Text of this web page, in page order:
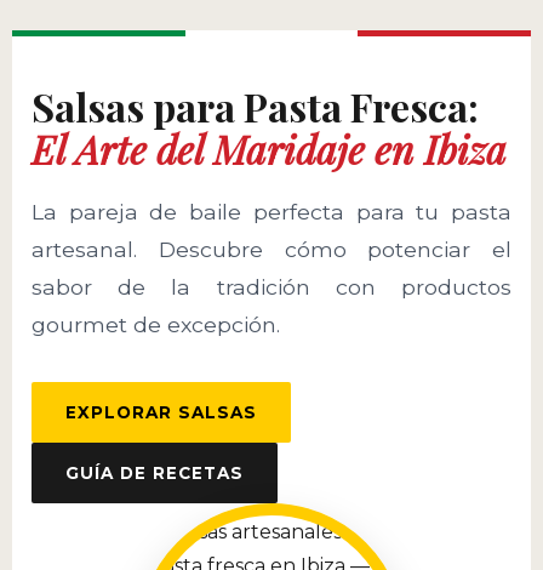
Salsas para Pasta Fresca:
El Arte del Maridaje en Ibiza
La pareja de baile perfecta para tu pasta
artesanal. Descubre cómo potenciar el
sabor de la tradición con productos
gourmet de excepción.
EXPLORAR SALSAS
GUÍA DE RECETAS